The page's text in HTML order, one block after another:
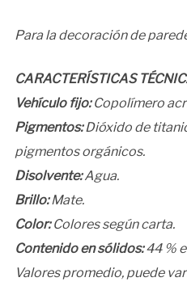
Para la decoración de
CARACTERÍSTICAS
Vehículo fijo:Copolímero
Pigmentos:Dióxido de
pigmentos orgánicos.
Disolvente:Agua.
Brillo:Mate.
Color:Colores según carta.
Contenido en sólidos:44 %
Valores promedio, puede